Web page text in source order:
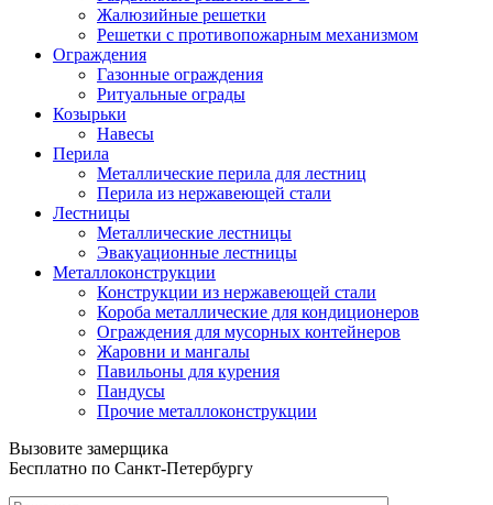
Жалюзийные решетки
Решетки с противопожарным механизмом
Ограждения
Газонные ограждения
Ритуальные ограды
Козырьки
Навесы
Перила
Металлические перила для лестниц
Перила из нержавеющей стали
Лестницы
Металлические лестницы
Эвакуационные лестницы
Металлоконструкции
Конструкции из нержавеющей стали
Короба металлические для кондиционеров
Ограждения для мусорных контейнеров
Жаровни и мангалы
Павильоны для курения
Пандусы
Прочие металлоконструкции
Вызовите замерщика
Бесплатно по Санкт-Петербургу